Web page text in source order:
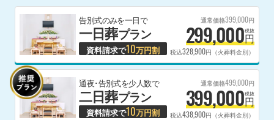
告別式のみを一日で
一日葬プラン
資料請求で10万円割
通常価格399,000円
299,000円
税抜
税込328,900円（火葬料金別）
通夜･告別式を少人数で
二日葬プラン
資料請求で10万円割
通常価格499,000円
399,000円
税抜
税込438,900円（火葬料金別）